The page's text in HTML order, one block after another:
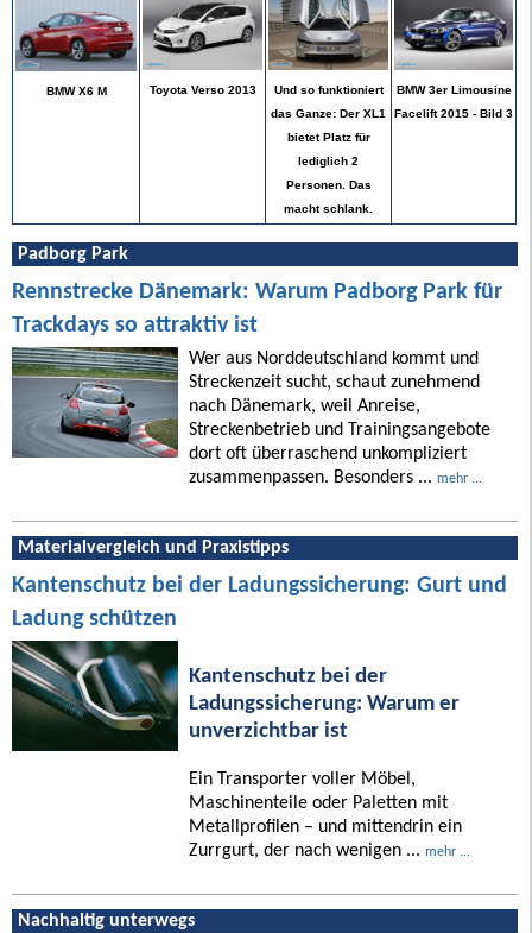
BMW X6 M Toyota Verso 2013
Und so funktioniert
das Ganze: Der XL1
bietet Platz für
lediglich 2
Personen. Das
macht schlank.
BMW 3er Limousine
Facelift 2015 - Bild 3
Padborg Park
Rennstrecke Dänemark: Warum Padborg Park für
Trackdays so attraktiv ist
Wer aus Norddeutschland kommt und
Streckenzeit sucht, schaut zunehmend
nach Dänemark, weil Anreise,
Streckenbetrieb und Trainingsangebote
dort oft überraschend unkompliziert
zusammenpassen. Besonders ... mehr ...
Materialvergleich und Praxistipps
Kantenschutz bei der Ladungssicherung: Gurt und
Ladung schützen
Kantenschutz bei der
Ladungssicherung: Warum er
unverzichtbar ist
Ein Transporter voller Möbel,
Maschinenteile oder Paletten mit
Metallprofilen – und mittendrin ein
Zurrgurt, der nach wenigen ... mehr ...
Nachhaltig unterwegs